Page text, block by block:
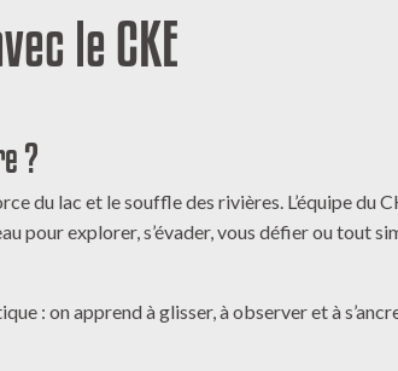
le CKE
?
du lac et le souffle des rivières. L’équipe du
pour explorer, s’évader, vous défier ou tout
: on apprend à glisser, à observer et à